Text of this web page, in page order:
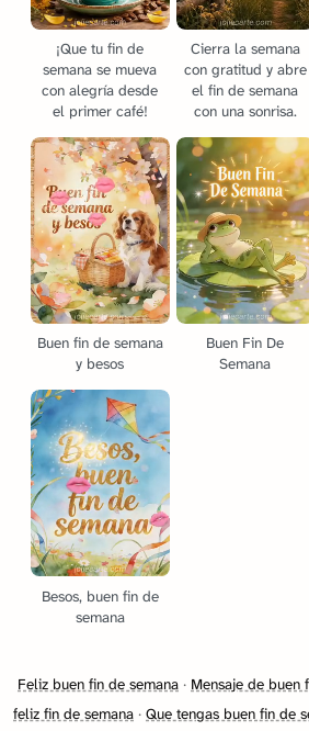
¡Que tu fin de
semana se mueva
con alegría desde
el primer café!
Cierra la semana
con gratitud y abre
el fin de semana
con una sonrisa.
Buen fin de semana
y besos
Buen Fin De
Semana
Besos, buen fin de
semana
Feliz buen fin de semana · Mensaje de buen
feliz fin de semana · Que tengas buen fin de